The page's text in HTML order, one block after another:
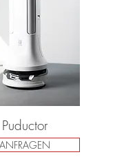
Puductor
ANFRAGEN